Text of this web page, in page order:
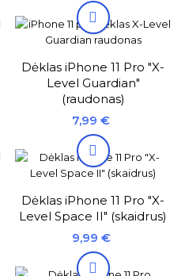

Dėklas iPhone 11 Pro "X-
Level Guardian"
(raudonas)
Kaina
7,99 €

Dėklas iPhone 11 Pro "X-
Level Space II" (skaidrus)
Kaina
9,99 €
